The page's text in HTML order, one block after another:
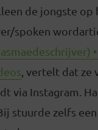
de jongste op
spoken
, vertelt dat ze
via Instagram.
stuurde zelfs